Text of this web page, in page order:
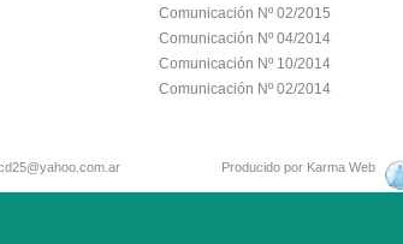
Comunicación Nº 02/2015
Comunicación Nº 04/2014
Comunicación Nº 10/2014
Comunicación Nº 02/2014
Email: hcd25@yahoo.com.ar Producido por Karma Web